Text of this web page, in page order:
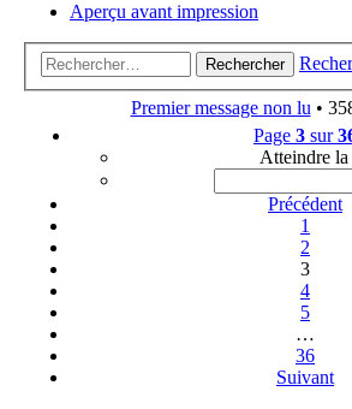
Aperçu avant impression
Rechercher
Premier message non lu •
Page 3 sur
Atteindre la
Précédent
1
2
3
4
5
…
36
Suivant